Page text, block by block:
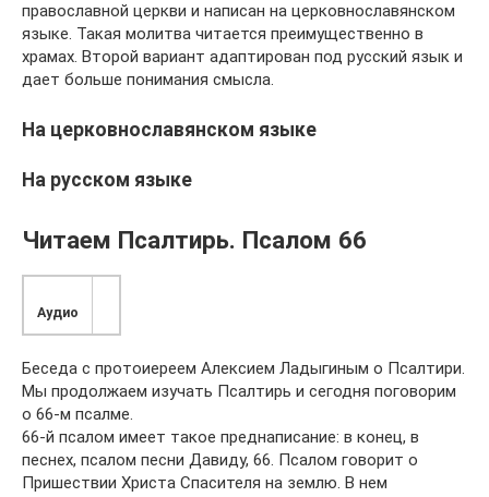
православной церкви и написан на церковнославянском
языке. Такая молитва читается преимущественно в
храмах. Второй вариант адаптирован под русский язык и
дает больше понимания смысла.
На церковнославянском языке
На русском языке
Читаем Псалтирь. Псалом 66
Аудио
Беседа с протоиереем Алексием Ладыгиным о Псалтири.
Мы продолжаем изучать Псалтирь и сегодня поговорим
о 66-м псалме.
66-й псалом имеет такое преднаписание: в конец, в
песнех, псалом песни Давиду, 66. Псалом говорит о
Пришествии Христа Спасителя на землю. В нем